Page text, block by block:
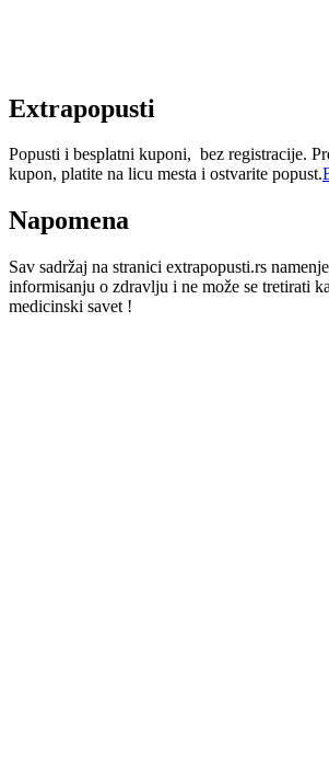
Extrapopusti
Popusti i besplatni kuponi, bez registracije.
kupon, platite na licu mesta i ostvarite popust.
Napomena
Sav sadržaj na stranici extrapopusti.rs
informisanju o zdravlju i ne može se tretirati
medicinski savet !